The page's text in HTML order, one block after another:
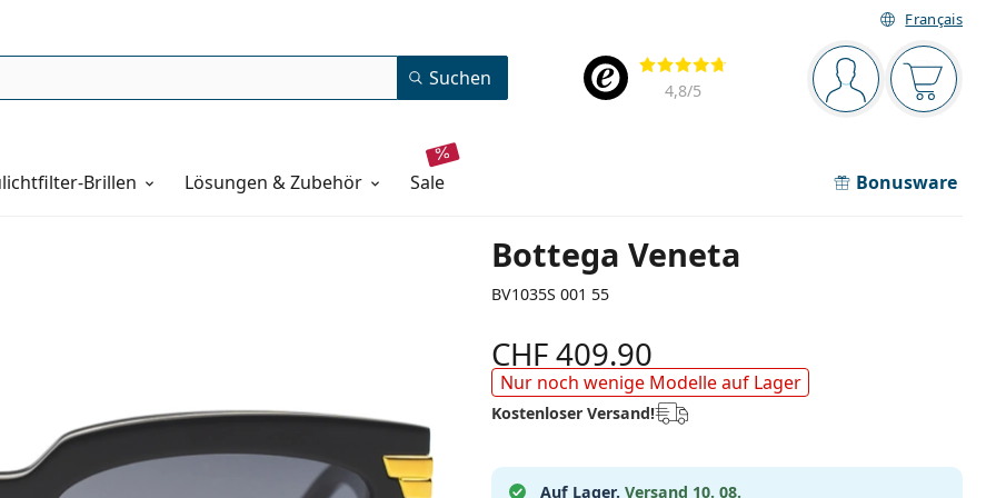
Français
Navigationsleiste
Sie sind Der
Bewertung
4,8/5
Suchen
Brillen Lösungen & Zubehör sale Bonusware
Bottega Veneta
BV1035S 001 55
CHF 409.90
Nur noch wenige Modelle auf Lager
Kostenloser Versand!
Auf Lager. Versand 10. 08.